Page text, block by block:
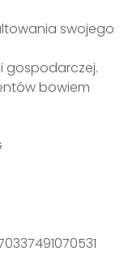
swojego
gospodarczej.
bowiem